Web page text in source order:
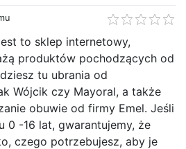
to sklep internetowy,
produktów pochodzących od
tu ubrania od
Wójcik czy Mayoral, a także
obuwie od firmy Emel. Jeśli
0 -16 lat, gwarantujemy, że
czego potrzebujesz, aby je